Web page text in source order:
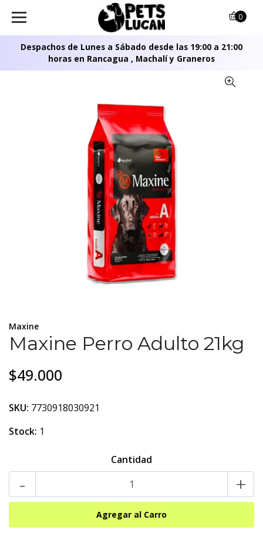
Despachos de Lunes a Sábado desde las 19:00 a 21:00
horas en Rancagua , Machalí y Graneros
0
Maxine
Maxine Perro Adulto 21kg
$49.000
SKU: 7730918030921
Stock: 1
Cantidad
- +